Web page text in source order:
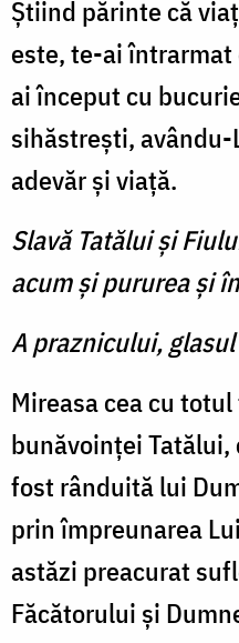
Ştiind părinte că
este, te-ai
ai început cu
sihăstreşti, avându-
adevăr şi viaţă.
Slavă Tatălui şi
acum şi pururea şi
A praznicului,
Mireasa cea cu
bunăvoinţei Tatălui,
fost rânduită lui
prin împreunarea
astăzi preacurat
Făcătorului şi